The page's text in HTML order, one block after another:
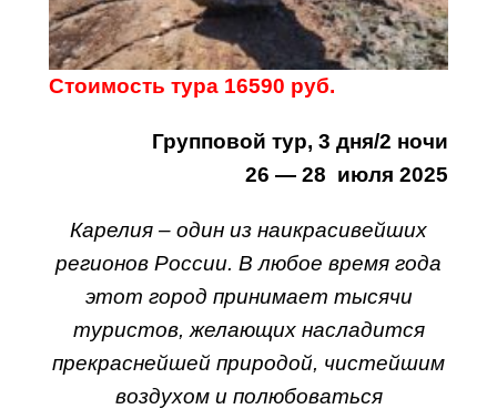
Стоимость тура 16590 руб.
Групповой тур, 3 дня/2 ночи
26 — 28 июля 2025
Карелия – один из наикрасивейших
регионов России. В любое время года
этот город принимает тысячи
туристов, желающих насладится
прекраснейшей природой, чистейшим
воздухом и полюбоваться